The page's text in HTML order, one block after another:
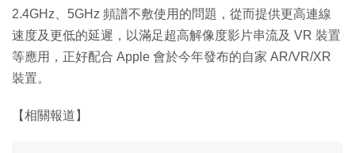
2.4GHz、5GHz 頻譜不敷使用的問題，從而提供更高連線
速度及更低的延遲，以滿足超高解像度影片串流及 VR 裝置
等應用，正好配合 Apple 會於今年發布的自家 AR/VR/XR
裝置。
【相關報道】